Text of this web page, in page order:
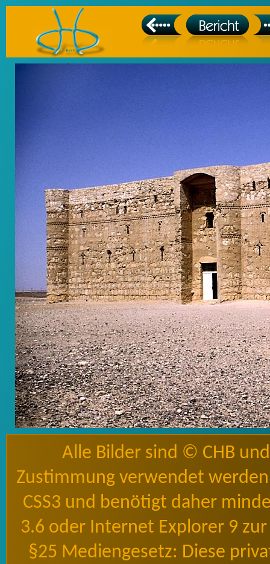
Alle Bilder sind © CHB
Zustimmung verwendet
CSS3 und benötigt daher
3.6 oder Internet Explorer 9
§25 Mediengesetz: Diese